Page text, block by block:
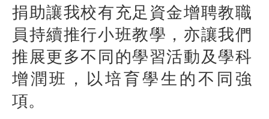
捐助讓我校有充足資金增聘教職
員持續推行小班教學，亦讓我們
推展更多不同的學習活動及學科
增潤班，以培育學生的不同強
項。